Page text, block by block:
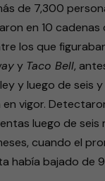
de 7,300
en 10 cadenas
los que
y Taco Bell,
y luego de seis y
en vigor.
luego de seis
cuando el
había bajado de